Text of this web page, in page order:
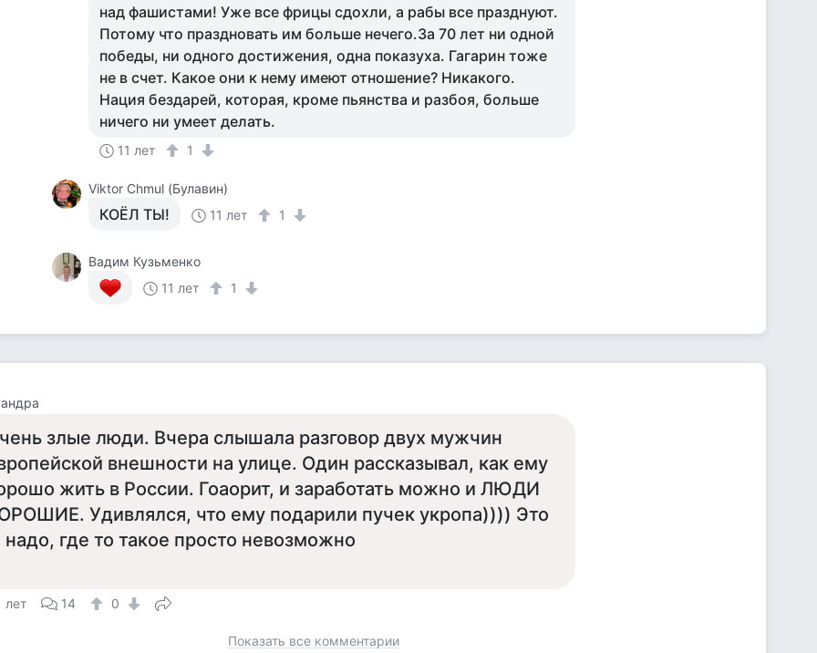
над фашистами! Уже все фрицы сдохли, а рабы все празднуют.
Потому что праздновать им больше нечего.За 70 лет ни одной
победы, ни одного достижения, одна показуха. Гагарин тоже
не в счет. Какое они к нему имеют отношение? Никакого.
Нация бездарей, которая, кроме пьянства и разбоя, больше
ничего ни умеет делать.
11 лет 1
Viktor Chmul (Булавин)
КОЁЛ ТЫ! 11 лет 1
Вадим Кузьменко
11 лет
1
злые люди. Вчера слышала разговор двух мужчин
внешности на улице. Один рассказывал, как ему
жить в России. Гоаорит, и заработать можно и ЛЮДИ
Удивлялся, что ему подарили пучек укропа)))) Это
где то такое просто невозможно
лет 14 0
Показать все комментарии